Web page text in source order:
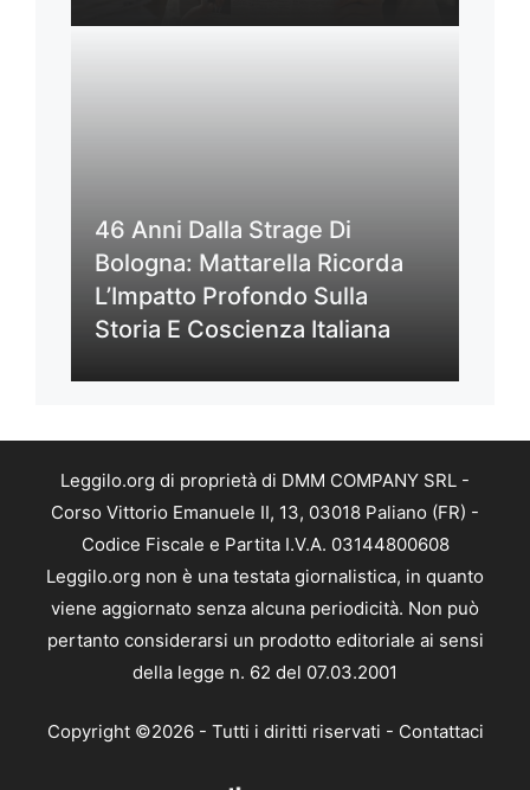
46 Anni Dalla Strage Di
Bologna: Mattarella Ricorda
L’Impatto Profondo Sulla
Storia E Coscienza Italiana
Leggilo.org di proprietà di DMM COMPANY SRL -
Corso Vittorio Emanuele II, 13, 03018 Paliano (FR) -
Codice Fiscale e Partita I.V.A. 03144800608
Leggilo.org non è una testata giornalistica, in quanto
viene aggiornato senza alcuna periodicità. Non può
pertanto considerarsi un prodotto editoriale ai sensi
della legge n. 62 del 07.03.2001
Copyright ©2026 - Tutti i diritti riservati - Contattaci